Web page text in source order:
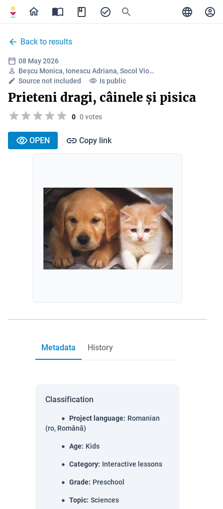
Back to results
08 May 2026
Beșcu Monica, Ionescu Adriana, Socol Vio…
Source not included
Is public
Prieteni dragi, câinele și pisica
0 0 votes
OPEN Copy link
Metadata History
Classification
Project language: Romanian
(ro, Română)
Age: Kids
Category: Interactive lessons
Grade: Preschool
Topic: Sciences